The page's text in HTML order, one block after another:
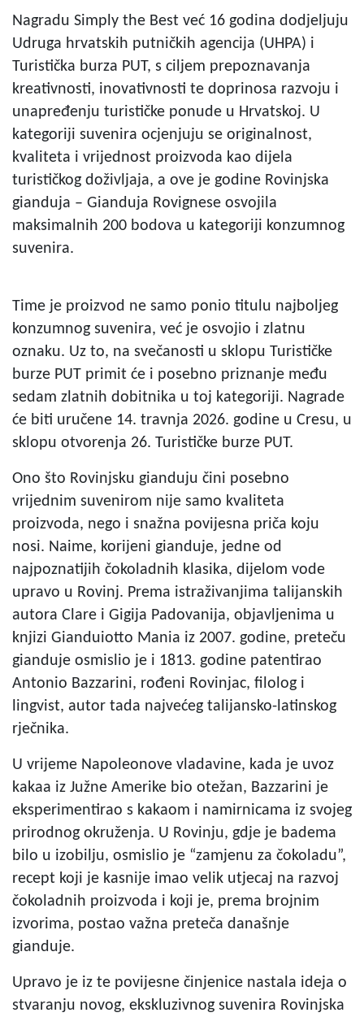
Nagradu Simply the Best već 16 godina dodjeljuju
Udruga hrvatskih putničkih agencija (UHPA) i
Turistička burza PUT, s ciljem prepoznavanja
kreativnosti, inovativnosti te doprinosa razvoju i
unapređenju turističke ponude u Hrvatskoj. U
kategoriji suvenira ocjenjuju se originalnost,
kvaliteta i vrijednost proizvoda kao dijela
turističkog doživljaja, a ove je godine Rovinjska
gianduja – Gianduja Rovignese osvojila
maksimalnih 200 bodova u kategoriji konzumnog
suvenira.
Time je proizvod ne samo ponio titulu najboljeg
konzumnog suvenira, već je osvojio i zlatnu
oznaku. Uz to, na svečanosti u sklopu Turističke
burze PUT primit će i posebno priznanje među
sedam zlatnih dobitnika u toj kategoriji. Nagrade
će biti uručene 14. travnja 2026. godine u Cresu, u
sklopu otvorenja 26. Turističke burze PUT.
Ono što Rovinjsku gianduju čini posebno
vrijednim suvenirom nije samo kvaliteta
proizvoda, nego i snažna povijesna priča koju
nosi. Naime, korijeni gianduje, jedne od
najpoznatijih čokoladnih klasika, dijelom vode
upravo u Rovinj. Prema istraživanjima talijanskih
autora Clare i Gigija Padovanija, objavljenima u
knjizi Gianduiotto Mania iz 2007. godine, preteču
gianduje osmislio je i 1813. godine patentirao
Antonio Bazzarini, rođeni Rovinjac, filolog i
lingvist, autor tada najvećeg talijansko-latinskog
rječnika.
U vrijeme Napoleonove vladavine, kada je uvoz
kakaa iz Južne Amerike bio otežan, Bazzarini je
eksperimentirao s kakaom i namirnicama iz svojeg
prirodnog okruženja. U Rovinju, gdje je badema
bilo u izobilju, osmislio je “zamjenu za čokoladu”,
recept koji je kasnije imao velik utjecaj na razvoj
čokoladnih proizvoda i koji je, prema brojnim
izvorima, postao važna preteča današnje
gianduje.
Upravo je iz te povijesne činjenice nastala ideja o
stvaranju novog, ekskluzivnog suvenira Rovinjska